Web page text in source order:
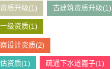
质升级(1) 古建筑资质升级(1)
级资质(1)
设计资质(2)
资质(1) 疏通下水道篦子(1)